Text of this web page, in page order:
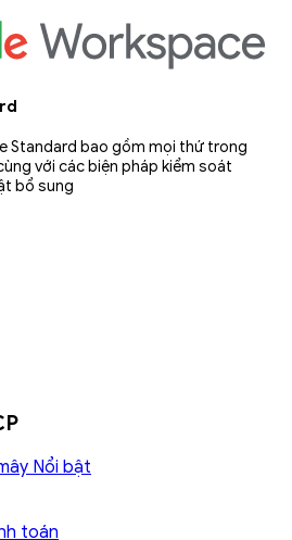
Standard bao gồm mọi thứ trong
với các biện pháp kiểm soát
bổ sung
toán